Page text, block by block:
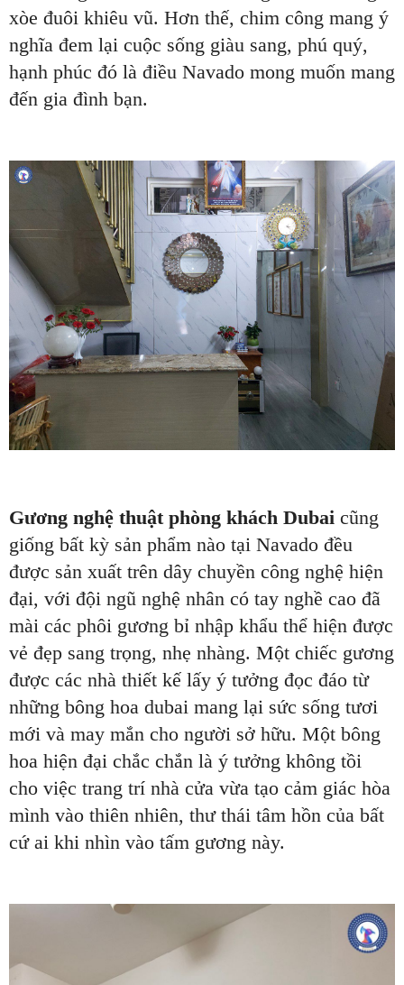
xòe đuôi khiêu vũ. Hơn thế, chim công mang ý
nghĩa đem lại cuộc sống giàu sang, phú quý,
hạnh phúc đó là điều Navado mong muốn mang
đến gia đình bạn.
Gương nghệ thuật phòng khách Dubai cũng
giống bất kỳ sản phẩm nào tại Navado đều
được sản xuất trên dây chuyền công nghệ hiện
đại, với đội ngũ nghệ nhân có tay nghề cao đã
mài các phôi gương bỉ nhập khẩu thể hiện được
vẻ đẹp sang trọng, nhẹ nhàng. Một chiếc gương
được các nhà thiết kế lấy ý tưởng đọc đáo từ
những bông hoa dubai mang lại sức sống tươi
mới và may mắn cho người sở hữu. Một bông
hoa hiện đại chắc chắn là ý tưởng không tồi
cho việc trang trí nhà cửa vừa tạo cảm giác hòa
mình vào thiên nhiên, thư thái tâm hồn của bất
cứ ai khi nhìn vào tấm gương này.